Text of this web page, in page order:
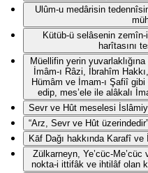
Ulûm-u medârisin
Kütüb-ü selâsenin
harîtasını
Müellifin yerin
İmâm-ı Râzi, İbrahîm
Hümâm ve İmam-ı Şafiî
edip, mes’ele ile alâkalı
Sevr ve Hût meselesi
“Arz, Sevr ve Hût
Kāf Dağı hakkında Karafî ve
Zülkarneyn, Ye’cüc-
nokta-i ittifâk ve ihtilâf olan